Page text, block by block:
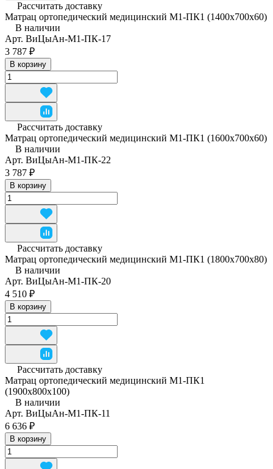
Рассчитать доставку
Матрац ортопедический медицинский М1-ПК1 (1400x700x60)
В наличии
Арт. ВиЦыАн-М1-ПК-17
3 787 ₽
В корзину
Рассчитать доставку
Матрац ортопедический медицинский М1-ПК1 (1600x700x60)
В наличии
Арт. ВиЦыАн-М1-ПК-22
3 787 ₽
В корзину
Рассчитать доставку
Матрац ортопедический медицинский М1-ПК1 (1800x700x80)
В наличии
Арт. ВиЦыАн-М1-ПК-20
4 510 ₽
В корзину
Рассчитать доставку
Матрац ортопедический медицинский М1-ПК1
(1900x800x100)
В наличии
Арт. ВиЦыАн-М1-ПК-11
6 636 ₽
В корзину